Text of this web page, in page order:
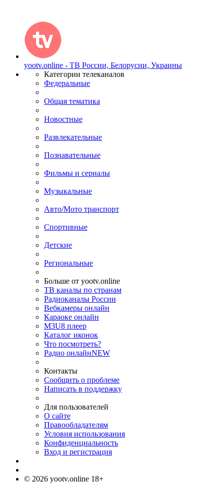
yootv.online - ТВ России, Белорусии, Украины
Категории телеканалов
Федеральные
Общая тематика
Новостные
Развлекательные
Познавательные
Фильмы и сериалы
Музыкальные
Авто/Мото транспорт
Спортивные
Детские
Региональные
Больше от yootv.online
ТВ каналы по странам
Радиоканалы России
Вебкамеры онлайн
Караоке онлайн
M3U8 плеер
Каталог иконок
Что посмотреть?
Радио онлайнNEW
Контакты
Сообщить о проблеме
Написать в поддержку
Для пользователей
О сайте
Правообладателям
Условия использования
Конфиденциальность
Вход и регистрация
© 2026 yootv.online 18+